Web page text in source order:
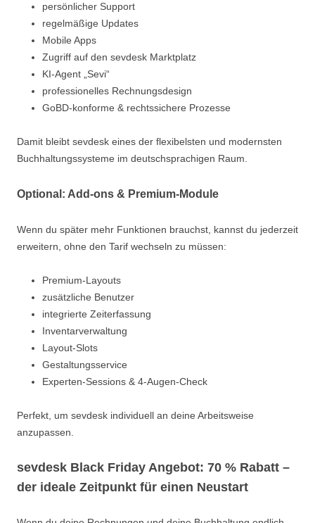
persönlicher Support
regelmäßige Updates
Mobile Apps
Zugriff auf den sevdesk Marktplatz
KI-Agent „Sevi“
professionelles Rechnungsdesign
GoBD-konforme & rechtssichere Prozesse
Damit bleibt sevdesk eines der flexibelsten und modernsten
Buchhaltungssysteme im deutschsprachigen Raum.
Optional: Add-ons & Premium-Module
Wenn du später mehr Funktionen brauchst, kannst du jederzeit
erweitern, ohne den Tarif wechseln zu müssen:
Premium-Layouts
zusätzliche Benutzer
integrierte Zeiterfassung
Inventarverwaltung
Layout-Slots
Gestaltungsservice
Experten-Sessions & 4-Augen-Check
Perfekt, um sevdesk individuell an deine Arbeitsweise
anzupassen.
sevdesk Black Friday Angebot: 70 % Rabatt –
der ideale Zeitpunkt für einen Neustart